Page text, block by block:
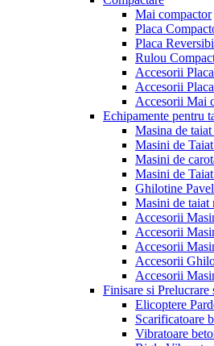
Mai compactor
Placa
Placa
Rulou
Accesorii
Accesorii
Accesorii Mai
Echipamente pentru
Masina de
Masini de
Masini de
Masini de
Ghilotine
Masini de taiat
Accesorii
Accesorii
Accesorii
Accesorii
Accesorii
Finisare si Prelucrare
Elicoptere
Scarificatoare
Vibratoare